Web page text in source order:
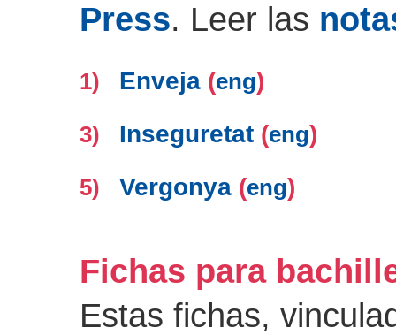
Press. Leer las
1) Enveja (eng)
3) Inseguretat (eng)
5) Vergonya (eng)
Fichas para
Estas fichas,